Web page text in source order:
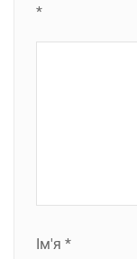
*
Ім'я *